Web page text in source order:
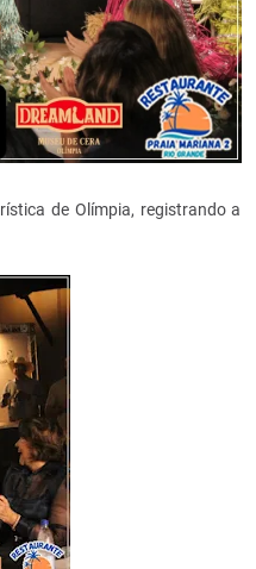
de Olímpia, registrando a